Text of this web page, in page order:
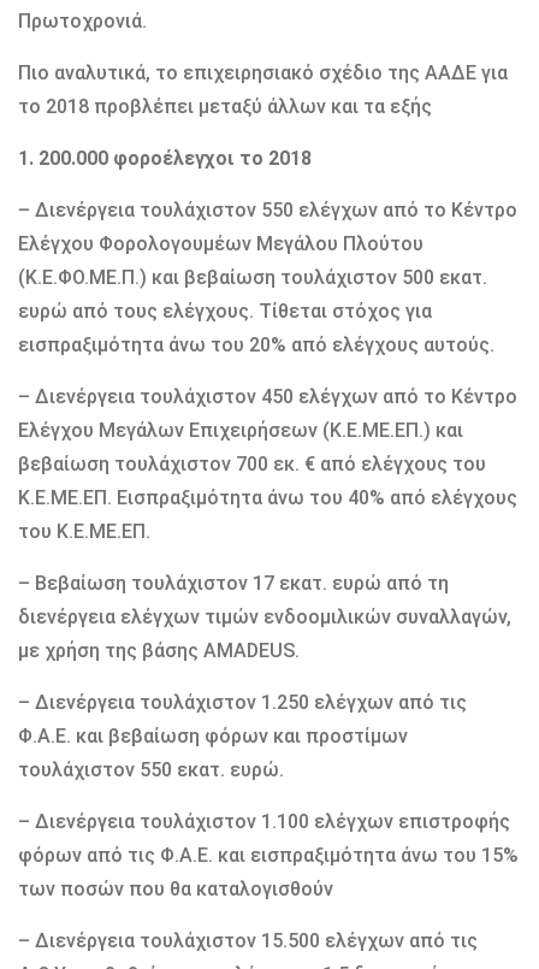
Πρωτοχρονιά.
Πιο αναλυτικά, το επιχειρησιακό σχέδιο της ΑΑΔΕ για
το 2018 προβλέπει μεταξύ άλλων και τα εξής
1. 200.000 φοροέλεγχοι το 2018
– Διενέργεια τουλάχιστον 550 ελέγχων από το Κέντρο
Ελέγχου Φορολογουμέων Μεγάλου Πλούτου
(Κ.Ε.ΦΟ.ΜΕ.Π.) και βεβαίωση τουλάχιστον 500 εκατ.
ευρώ από τους ελέγχους. Τίθεται στόχος για
εισπραξιμότητα άνω του 20% από ελέγχους αυτούς.
– Διενέργεια τουλάχιστον 450 ελέγχων από το Κέντρο
Ελέγχου Μεγάλων Επιχειρήσεων (Κ.Ε.ΜΕ.ΕΠ.) και
βεβαίωση τουλάχιστον 700 εκ. € από ελέγχους του
Κ.Ε.ΜΕ.ΕΠ. Εισπραξιμότητα άνω του 40% από ελέγχους
του Κ.Ε.ΜΕ.ΕΠ.
– Βεβαίωση τουλάχιστον 17 εκατ. ευρώ από τη
διενέργεια ελέγχων τιμών ενδοομιλικών συναλλαγών,
με χρήση της βάσης AMADEUS.
– Διενέργεια τουλάχιστον 1.250 ελέγχων από τις
Φ.Α.Ε. και βεβαίωση φόρων και προστίμων
τουλάχιστον 550 εκατ. ευρώ.
– Διενέργεια τουλάχιστον 1.100 ελέγχων επιστροφής
φόρων από τις Φ.Α.Ε. και εισπραξιμότητα άνω του 15%
των ποσών που θα καταλογισθούν
– Διενέργεια τουλάχιστον 15.500 ελέγχων από τις